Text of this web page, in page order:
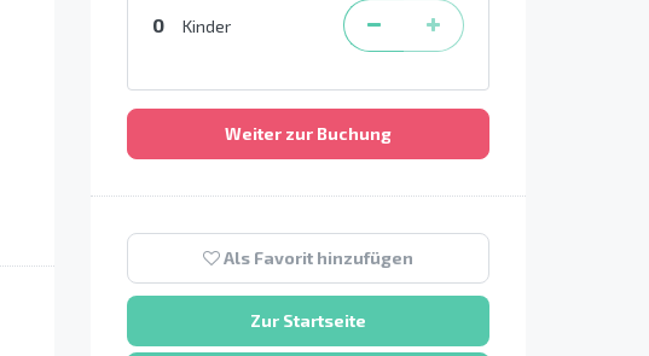
0 Kinder
Weiter zur Buchung
Als Favorit hinzufügen
Zur Startseite